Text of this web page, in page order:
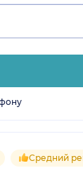
Средний